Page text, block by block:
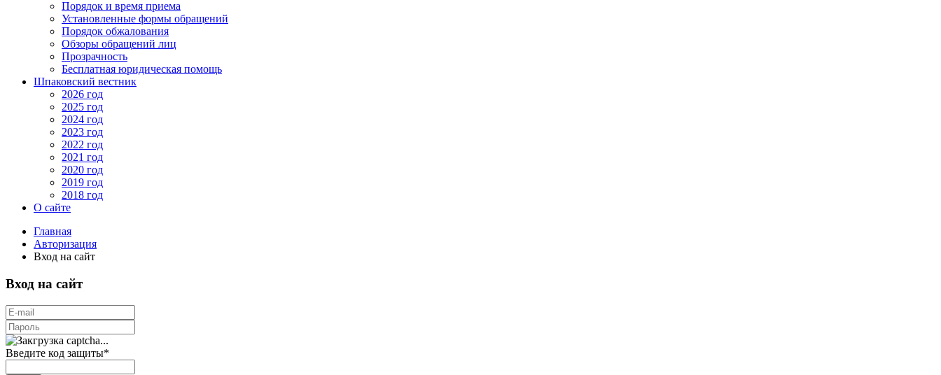
Порядок и время приема
Установленные формы обращений
Порядок обжалования
Обзоры обращений лиц
Прозрачность
Бесплатная юридическая помощь
Шпаковский вестник
2026 год
2025 год
2024 год
2023 год
2022 год
2021 год
2020 год
2019 год
2018 год
О сайте
Главная
Авторизация
Вход на сайт
Вход на сайт
Введите код защиты*